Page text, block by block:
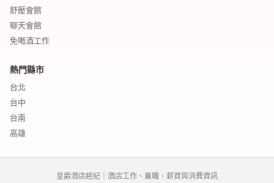
舒壓會館
聊天會館
免喝酒工作
熱門縣市
台北
台中
台南
高雄
皇爵酒店經紀｜酒店工作、兼職、薪資與消費資訊